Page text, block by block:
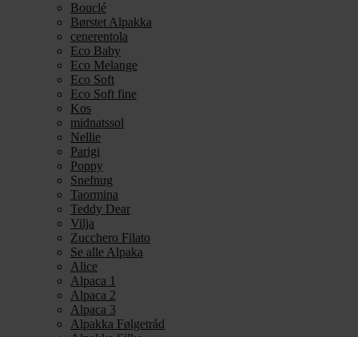
Bouclé
Børstet Alpakka
cenerentola
Eco Baby
Eco Melange
Eco Soft
Eco Soft fine
Kos
midnatssol
Nellie
Parigi
Poppy
Snefnug
Taormina
Teddy Dear
Vilja
Zucchero Filato
Se alle Alpaka
Alice
Alpaca 1
Alpaca 2
Alpaca 3
Alpakka Følgetråd